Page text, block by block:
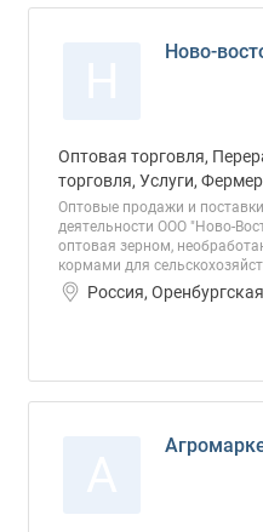
Ново-
Оптовая торговля,
торговля, Услуги,
Оптовые продажи и
деятельности ООО "Ново-
оптовая зерном,
кормами для
Россия,